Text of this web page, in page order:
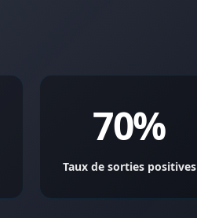
70%
Taux de sorties positives